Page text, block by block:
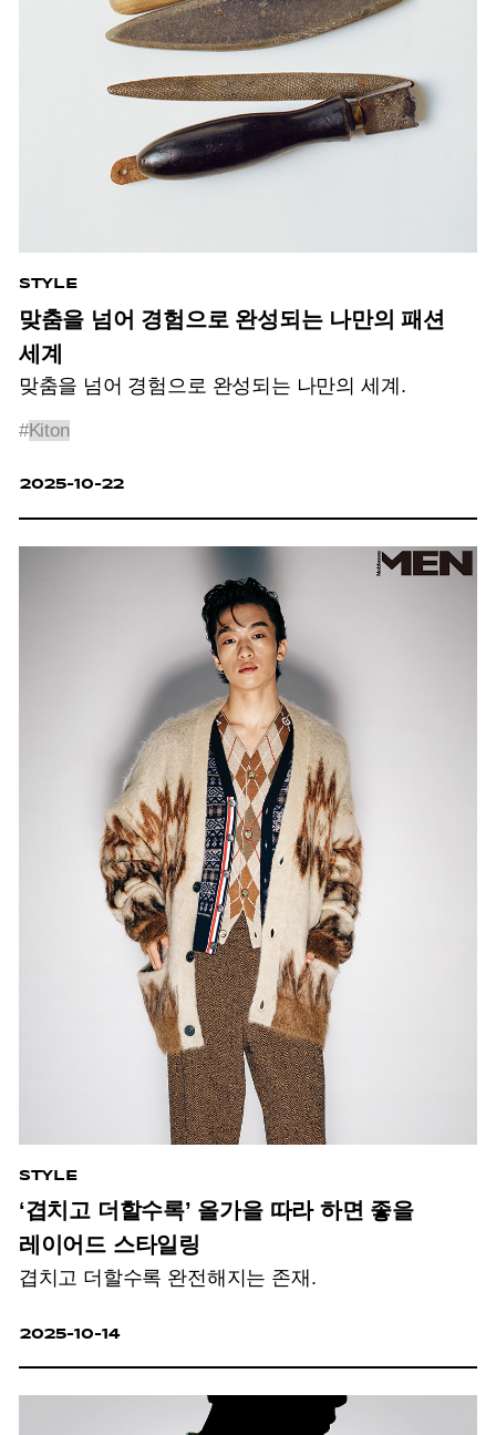
STYLE
맞춤을 넘어 경험으로 완성되는 나만의 패션
세계
맞춤을 넘어 경험으로 완성되는 나만의 세계.
#Kiton
2025-10-22
STYLE
‘겹치고 더할수록’ 올가을 따라 하면 좋을
레이어드 스타일링
겹치고 더할수록 완전해지는 존재.
2025-10-14